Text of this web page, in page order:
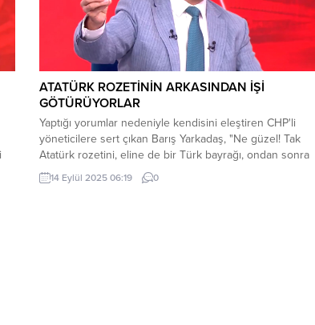
ATATÜRK ROZETİNİN ARKASINDAN İŞİ
GÖTÜRÜYORLAR
Yaptığı yorumlar nedeniyle kendisini eleştiren CHP'li
yöneticilere sert çıkan Barış Yarkadaş, "Ne güzel! Tak
Atatürk rozetini, eline de bir Türk bayrağı, ondan sonra
arkadan işi götür" dedi.
14 Eylül 2025 06:19 0